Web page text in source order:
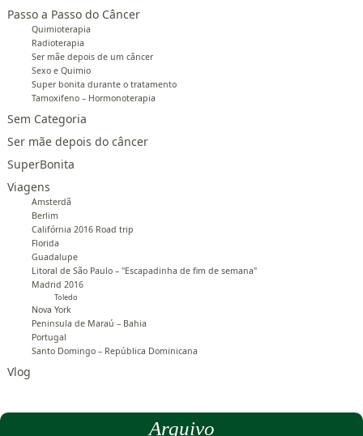
Passo a Passo do Câncer
Quimioterapia
Radioterapia
Ser mãe depois de um câncer
Sexo e Quimio
Super bonita durante o tratamento
Tamoxifeno – Hormonoterapia
Sem Categoria
Ser mãe depois do câncer
SuperBonita
Viagens
Amsterdã
Berlim
Califórnia 2016 Road trip
Florida
Guadalupe
Litoral de São Paulo – "Escapadinha de fim de semana"
Madrid 2016
Toledo
Nova York
Peninsula de Maraú – Bahia
Portugal
Santo Domingo – República Dominicana
Vlog
Arquivo